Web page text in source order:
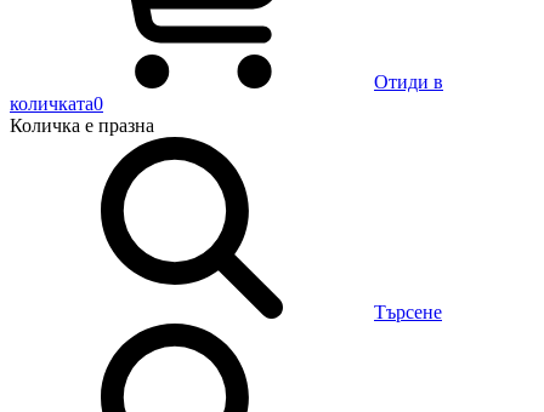
Отиди в
количката0
Количка е празна
Търсене